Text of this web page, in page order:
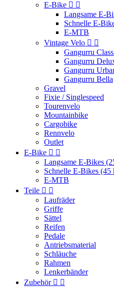
E-Bike  
Langsame E-
Schnelle E-
E-MTB
Vintage Velo  
Gangurru
Gangurru
Gangurru
Gangurru Bella
Gravel
Fixie / Singlespeed
Tourenvelo
Mountainbike
Cargobike
Rennvelo
Outlet
E-Bike  
Langsame E-Bikes
Schnelle E-Bikes (45
E-MTB
Teile  
Laufräder
Griffe
Sättel
Reifen
Pedale
Antriebsmaterial
Schläuche
Rahmen
Lenkerbänder
Zubehör  